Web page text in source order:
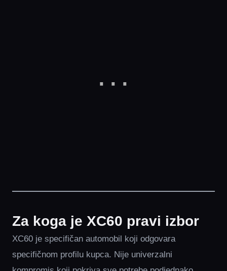
Za koga je XC60 pravi izbor
XC60 je specifičan automobil koji odgovara
specifičnom profilu kupca. Nije univerzalni